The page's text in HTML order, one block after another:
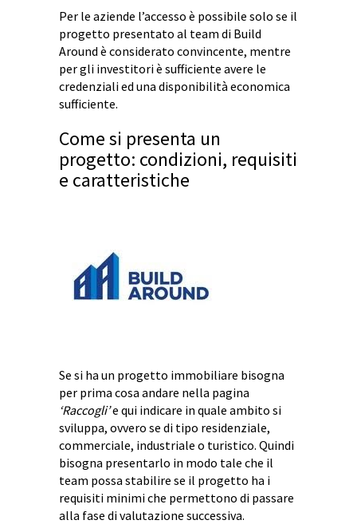
Per le aziende l’accesso è possibile solo se il
progetto presentato al team di Build
Around è considerato convincente, mentre
per gli investitori è sufficiente avere le
credenziali ed una disponibilità economica
sufficiente.
Come si presenta un
progetto: condizioni, requisiti
e caratteristiche
Se si ha un progetto immobiliare bisogna
per prima cosa andare nella pagina
‘Raccogli’e qui indicare in quale ambito si
sviluppa, ovvero se di tipo residenziale,
commerciale, industriale o turistico. Quindi
bisogna presentarlo in modo tale che il
team possa stabilire se il progetto ha i
requisiti minimi che permettono di passare
alla fase di valutazione successiva.